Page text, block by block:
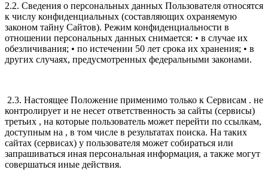
2.2. Сведения о персональных данных Пользователя относятся
к числу конфиденциальных (составляющих охраняемую
законом тайну Сайтов). Режим конфиденциальности в
отношении персональных данных снимается: • в случае их
обезличивания; • по истечении 50 лет срока их хранения; • в
других случаях, предусмотренных федеральными законами.
2.3. Настоящее Положение применимо только к Сервисам . не
контролирует и не несет ответственность за сайты (сервисы)
третьих , на которые пользователь может перейти по ссылкам,
доступным на , в том числе в результатах поиска. На таких
сайтах (сервисах) у пользователя может собираться или
запрашиваться иная персональная информация, а также могут
совершаться иные действия.